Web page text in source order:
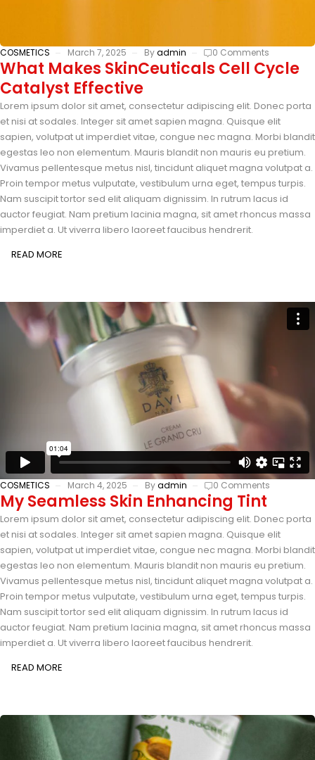
COSMETICS March 7, 2025 Byadmin 0 Comments
What Makes SkinCeuticals Cell Cycle
Catalyst Effective
Lorem ipsum dolor sit amet, consectetur adipiscing elit. Donec porta
et nisi at sodales. Integer sit amet sapien magna. Quisque elit
sapien, volutpat ut imperdiet vitae, congue nec magna. Morbi blandit
egestas leo non elementum. Mauris blandit non mauris eu pretium.
Vivamus pellentesque metus nisl, tincidunt aliquet magna volutpat a.
Proin tempor metus vulputate, vestibulum urna eget, tempus turpis.
Nam suscipit tortor sed elit aliquam dignissim. In rutrum lacus id
auctor feugiat. Nam pretium lacinia magna, sit amet rhoncus massa
imperdiet a. Ut viverra libero laoreet faucibus hendrerit.
READ MORE
COSMETICS March 4, 2025 Byadmin 0 Comments
My Seamless Skin Enhancing Tint
Lorem ipsum dolor sit amet, consectetur adipiscing elit. Donec porta
et nisi at sodales. Integer sit amet sapien magna. Quisque elit
sapien, volutpat ut imperdiet vitae, congue nec magna. Morbi blandit
egestas leo non elementum. Mauris blandit non mauris eu pretium.
Vivamus pellentesque metus nisl, tincidunt aliquet magna volutpat a.
Proin tempor metus vulputate, vestibulum urna eget, tempus turpis.
Nam suscipit tortor sed elit aliquam dignissim. In rutrum lacus id
auctor feugiat. Nam pretium lacinia magna, sit amet rhoncus massa
imperdiet a. Ut viverra libero laoreet faucibus hendrerit.
READ MORE